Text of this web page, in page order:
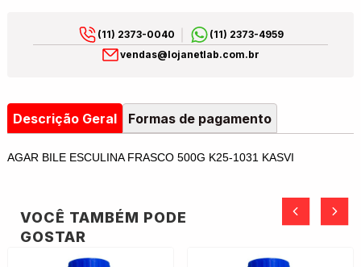
(11) 2373-0040
(11) 2373-4959
vendas@lojanetlab.com.br
Descrição Geral Formas de pagamento
AGAR BILE ESCULINA FRASCO 500G K25-1031 KASVI
VOCÊ TAMBÉM PODE
GOSTAR